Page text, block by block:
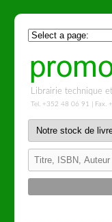
Librairie technique
Tel. +352 48 06 91 | Fax.